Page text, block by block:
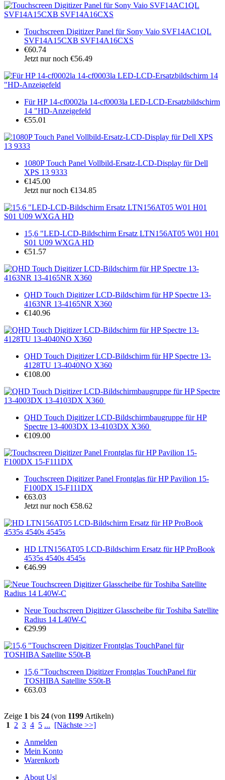
Touchscreen Digitizer Panel für Sony Vaio SVF14AC1QL
SVF14A15CXB SVF14A16CXS
€60.74
Jetzt nur noch €56.49
Für HP 14-cf0002la 14-cf0003la LED-LCD-Ersatzbildschirm
14 "HD-Anzeigefeld
€55.01
1080P Touch Panel Vollbild-Ersatz-LCD-Display für Dell
XPS 13 9333
€145.00
Jetzt nur noch €134.85
15,6 "LED-LCD-Bildschirm Ersatz LTN156AT05 W01 H01
S01 U09 WXGA HD
€51.57
QHD Touch Digitizer LCD-Bildschirm für HP Spectre 13-
4163NR 13-4165NR X360
€140.96
QHD Touch Digitizer LCD-Bildschirm für HP Spectre 13-
4128TU 13-4040NO X360
€108.00
QHD Touch Digitizer LCD-Bildschirmbaugruppe für HP
Spectre 13-4003DX 13-4103DX X360 ​
€109.00
Touchscreen Digitizer Panel Frontglas für HP Pavilion 15-
F100DX 15-F111DX
€63.03
Jetzt nur noch €58.62
HD LTN156AT05 LCD-Bildschirm Ersatz für HP ProBook
4535s 4540s 4545s
€46.99
Neue Touchscreen Digitizer Glasscheibe für Toshiba Satellite
Radius 14 L40W-C
€29.99
15,6 "Touchscreen Digitizer Frontglas TouchPanel für
TOSHIBA Satellite S50t-B
€63.03
Zeige 1 bis 24 (von 1199 Artikeln)
1
2 3 4 5 ... [Nächste >>]
Anmelden
Mein Konto
Warenkorb
About Us|